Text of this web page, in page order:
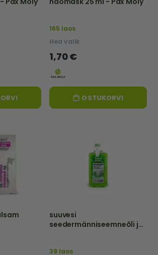
165 laos
Hea valik
1,70 €
OSTUKORVI
suuvesi
seedermänniseemneõli ja
39 laos